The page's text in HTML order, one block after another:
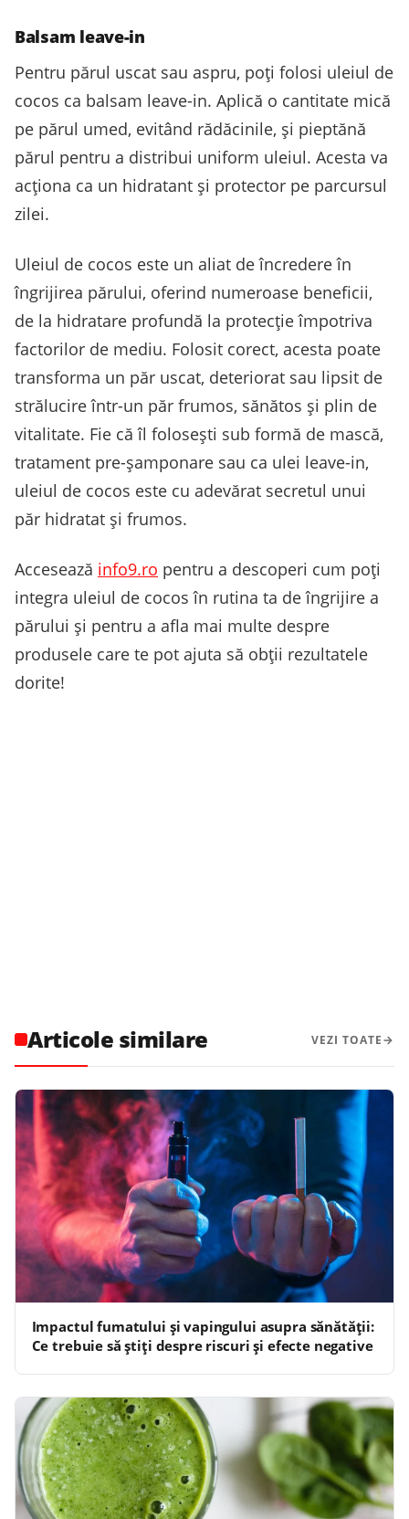
Balsam leave-in
Pentru părul uscat sau aspru, poți folosi uleiul de
cocos ca balsam leave-in. Aplică o cantitate mică
pe părul umed, evitând rădăcinile, și pieptănă
părul pentru a distribui uniform uleiul. Acesta va
acționa ca un hidratant și protector pe parcursul
zilei.
Uleiul de cocos este un aliat de încredere în
îngrijirea părului, oferind numeroase beneficii,
de la hidratare profundă la protecție împotriva
factorilor de mediu. Folosit corect, acesta poate
transforma un păr uscat, deteriorat sau lipsit de
strălucire într-un păr frumos, sănătos și plin de
vitalitate. Fie că îl folosești sub formă de mască,
tratament pre-șamponare sau ca ulei leave-in,
uleiul de cocos este cu adevărat secretul unui
păr hidratat și frumos.
Accesează info9.ro pentru a descoperi cum poți
integra uleiul de cocos în rutina ta de îngrijire a
părului și pentru a afla mai multe despre
produsele care te pot ajuta să obții rezultatele
dorite!
Articole similare VEZI TOATE
Impactul fumatului și vapingului asupra sănătății:
Ce trebuie să știți despre riscuri și efecte negative